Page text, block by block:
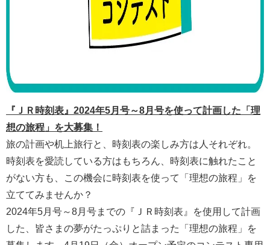
『ＪＲ時刻表』2024年5月号～8月号を使って計画した「理
想の旅程」を大募集！
旅の計画や机上旅行と、時刻表の楽しみ方は人それぞれ。
時刻表を愛読している方はもちろん、時刻表に触れたこと
がない方も、この機会に時刻表を使って「理想の旅程」を
立ててみませんか？
2024年5月号～8月号までの『ＪＲ時刻表』を使用して計画
した、皆さまの夢がたっぷりと詰まった「理想の旅程」を